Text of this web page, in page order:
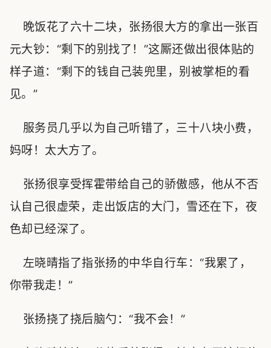
晚饭花了六十二块，张扬很大方的拿出一张百
元大钞：“剩下的别找了！”这厮还做出很体贴的
样子道：“剩下的钱自己装兜里，别被掌柜的看
见。”
服务员几乎以为自己听错了，三十八块小费，
妈呀！太大方了。
张扬很享受挥霍带给自己的骄傲感，他从不否
认自己很虚荣，走出饭店的大门，雪还在下，夜
色却已经深了。
左晓晴指了指张扬的中华自行车：“我累了，
你带我走！”
张扬挠了挠后脑勺：“我不会！”